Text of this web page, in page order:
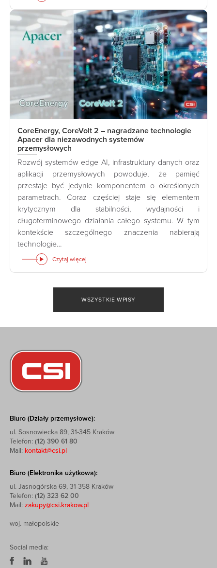
CoreEnergy, CoreVolt 2 – nagradzane technologie
Apacer dla niezawodnych systemów
przemysłowych
Rozwój systemów edge AI, infrastruktury danych oraz
aplikacji przemysłowych powoduje, że pamięć
przestaje być jedynie komponentem o określonych
parametrach. Coraz częściej staje się elementem
krytycznym dla stabilności, wydajności i
długoterminowego działania całego systemu. W tym
kontekście szczególnego znaczenia nabierają
technologie…
Czytaj więcej
WSZYSTKIE WPISY
Biuro (Działy przemysłowe):
ul. Sosnowiecka 89, 31-345 Kraków
Telefon: (12) 390 61 80
Mail: kontakt@csi.pl
Biuro (Elektronika użytkowa):
ul. Jasnogórska 69, 31-358 Kraków
Telefon: (12) 323 62 00
Mail: zakupy@csi.krakow.pl
woj. małopolskie
Social media: